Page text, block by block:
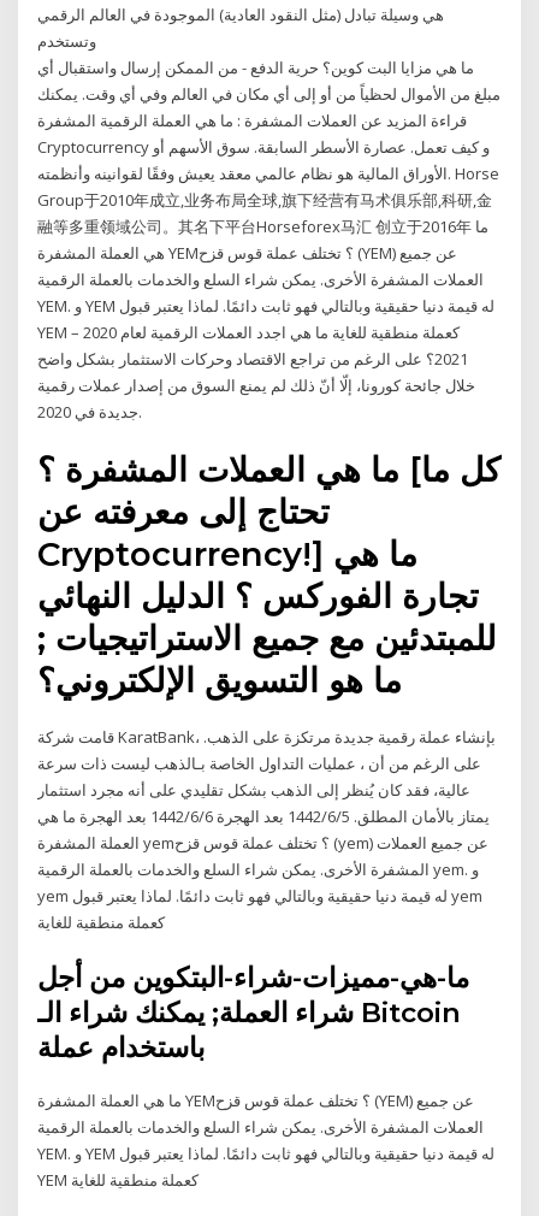
هي وسيلة تبادل (مثل النقود العادية) الموجودة في العالم الرقمي
وتستخدم
ما هي مزايا البت كوين؟ حرية الدفع - من الممكن إرسال واستقبال أي
مبلغ من الأموال لحظياً من أو إلى أي مكان في العالم وفي أي وقت. يمكنك
قراءة المزيد عن العملات المشفرة : ما هي العملة الرقمية المشفرة
Cryptocurrency و كيف تعمل. عصارة الأسطر السابقة. سوق الأسهم أو
الأوراق المالية هو نظام عالمي معقد يعيش وفقًا لقوانينه وأنظمته. Horse
Group于2010年成立,业务布局全球,旗下经营有马术俱乐部,科研,金
融等多重领域公司。其名下平台Horseforex马汇 创立于2016年 ما
هي العملة المشفرة YEM؟ تختلف عملة قوس قزح (YEM) عن جميع
العملات المشفرة الأخرى. يمكن شراء السلع والخدمات بالعملة الرقمية
YEM. و YEM له قيمة دنيا حقيقية وبالتالي فهو ثابت دائمًا. لماذا يعتبر قبول
YEM كعملة منطقية للغاية ما هي اجدد العملات الرقمية لعام 2020 –
2021؟ على الرغم من تراجع الاقتصاد وحركات الاستثمار بشكل واضح
خلال جائحة كورونا، إلّا أنّ ذلك لم يمنع السوق من إصدار عملات رقمية
جديدة في 2020.
ما هي العملات المشفرة ؟ [كل ما
تحتاج إلى معرفته عن
Cryptocurrency!] ما هي
تجارة الفوركس ؟ الدليل النهائي
للمبتدئين مع جميع الاستراتيجيات ;
ما هو التسويق الإلكتروني؟
قامت شركة KaratBank، بإنشاء عملة رقمية جديدة مرتكزة على الذهب.
على الرغم من أن ، عمليات التداول الخاصة بـالذهب ليست ذات سرعة
عالية، فقد كان يُنظر إلى الذهب بشكل تقليدي على أنه مجرد استثمار
يمتاز بالأمان المطلق. 5‏‏/6‏‏/1442 بعد الهجرة 6‏‏/6‏‏/1442 بعد الهجرة ما هي
العملة المشفرة yem؟ تختلف عملة قوس قزح (yem) عن جميع العملات
المشفرة الأخرى. يمكن شراء السلع والخدمات بالعملة الرقمية yem. و
yem له قيمة دنيا حقيقية وبالتالي فهو ثابت دائمًا. لماذا يعتبر قبول yem
كعملة منطقية للغاية
ما-هي-مميزات-شراء-البتكوين من أجل
شراء العملة; يمكنك شراء الـ Bitcoin
ما هي العملة المشفرة YEM؟ تختلف عملة قوس قزح (YEM) عن جميع
العملات المشفرة الأخرى. يمكن شراء السلع والخدمات بالعملة الرقمية
YEM. و YEM له قيمة دنيا حقيقية وبالتالي فهو ثابت دائمًا. لماذا يعتبر قبول
YEM كعملة منطقية للغاية